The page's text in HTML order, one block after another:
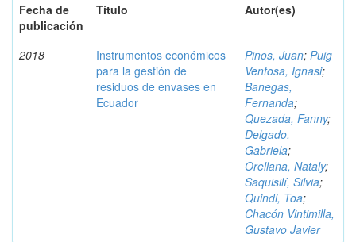
Fecha de
publicación
Título Autor(es)
2018
Instrumentos económicos
para la gestión de
residuos de envases en
Ecuador
Pinos, Juan; Puig
Ventosa, Ignasi;
Banegas,
Fernanda;
Quezada, Fanny;
Delgado,
Gabriela;
Orellana, Nataly;
Saquisilí, Silvia;
Quindi, Toa;
Chacón Vintimilla,
Gustavo Javier